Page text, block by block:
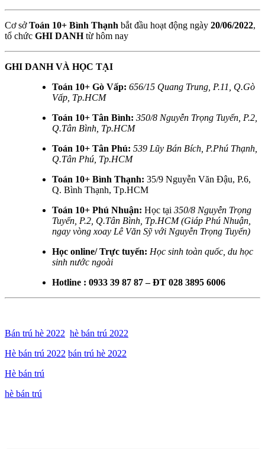
Cơ sởToán 10+ Bình Thạnh bắt đầu hoạt động ngày 20/06/2022,
tổ chức GHI DANHtừ hôm nay
GHI DANH VÀ HỌC TẠI
Toán 10+ Gò Vấp: 656/15 Quang Trung, P.11, Q.Gò
Vấp, Tp.HCM
Toán 10+ Tân Bình: 350/8 Nguyễn Trọng Tuyển, P.2,
Q.Tân Bình, Tp.HCM
Toán 10+ Tân Phú: 539 Lũy Bán Bích, P.Phú Thạnh,
Q.Tân Phú, Tp.HCM
Toán 10+ Bình Thạnh: 35/9 Nguyễn Văn Đậu, P.6,
Q. Bình Thạnh, Tp.HCM
Toán 10+ Phú Nhuận: Học tại 350/8 Nguyễn Trọng
Tuyển, P.2, Q.Tân Bình, Tp.HCM (Giáp Phú Nhuận,
ngay vòng xoay Lê Văn Sỹ với Nguyễn Trọng Tuyển)
Học online/ Trực tuyến: Học sinh toàn quốc, du học
sinh nước ngoài
Hotline : 0933 39 87 87 – ĐT 028 3895 6006
Bán trú hè 2022 hè bán trú 2022
Hè bán trú 2022 bán trú hè 2022
Hè bán trú
hè bán trú